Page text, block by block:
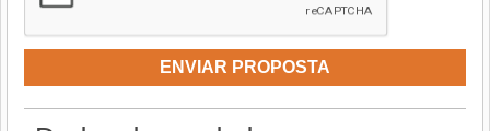
ENVIAR PROPOSTA